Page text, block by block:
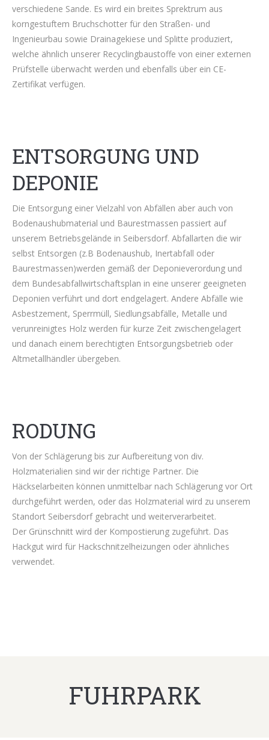
verschiedene Sande. Es wird ein breites Sprektrum aus
korngestuftem Bruchschotter für den Straßen- und
Ingenieurbau sowie Drainagekiese und Splitte produziert,
welche ähnlich unserer Recyclingbaustoffe von einer externen
Prüfstelle überwacht werden und ebenfalls über ein CE-
Zertifikat verfügen.
ENTSORGUNG UND
DEPONIE
Die Entsorgung einer Vielzahl von Abfällen aber auch von
Bodenaushubmaterial und Baurestmassen passiert auf
unserem Betriebsgelände in Seibersdorf. Abfallarten die wir
selbst Entsorgen (z.B Bodenaushub, Inertabfall oder
Baurestmassen)werden gemäß der Deponieverordung und
dem Bundesabfallwirtschaftsplan in eine unserer geeigneten
Deponien verführt und dort endgelagert. Andere Abfälle wie
Asbestzement, Sperrmüll, Siedlungsabfälle, Metalle und
verunreinigtes Holz werden für kurze Zeit zwischengelagert
und danach einem berechtigten Entsorgungsbetrieb oder
Altmetallhändler übergeben.
RODUNG
Von der Schlägerung bis zur Aufbereitung von div.
Holzmaterialien sind wir der richtige Partner. Die
Häckselarbeiten können unmittelbar nach Schlägerung vor Ort
durchgeführt werden, oder das Holzmaterial wird zu unserem
Standort Seibersdorf gebracht und weiterverarbeitet.
Der Grünschnitt wird der Kompostierung zugeführt. Das
Hackgut wird für Hackschnitzelheizungen oder ähnliches
verwendet.
FUHRPARK